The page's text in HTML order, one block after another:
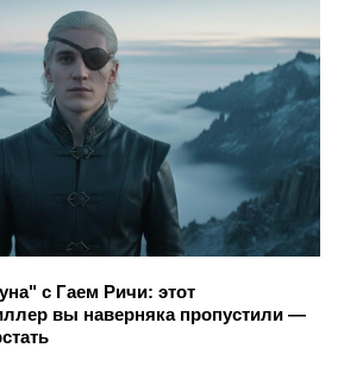
с Гаем Ричи: этот
вы наверняка пропустили —